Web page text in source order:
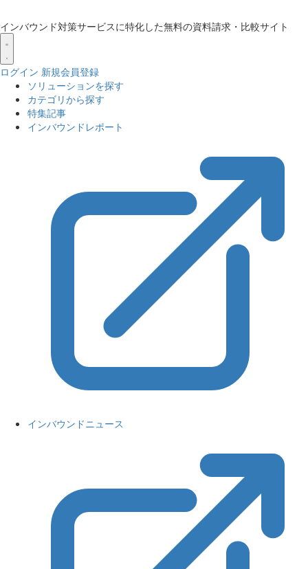
インバウンド対策サービスに特化した無料の資料請求・比較サイト
ログイン 新規会員登録
ソリューションを探す
カテゴリから探す
特集記事
インバウンドレポート
インバウンドニュース